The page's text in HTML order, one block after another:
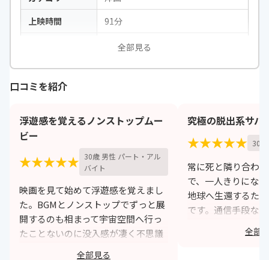
上映時間
91分
サンドラ・ブロック、ジョージ・ク
全部見る
口コミを紹介
浮遊感を覚えるノンストップムー
ビー
★★★★★ 30歳 男性 パート・アル
バイト
映画を見て始めて浮遊感を覚えまし
た。BGMとノンストップでずっと展
開するのも相まって宇宙空間へ行っ
たことないのに没入感が凄く不思議
でした。人によって好みが分かれる
全部見る
究極の脱出系サバ
★★★★★ 30
常に死と隣り合わ
で、一人きりにな
地球へ生還するた
です。通信手段な
綱無し、船無し、
態で頑張っていく
全部